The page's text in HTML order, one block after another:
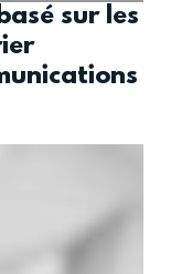
sur les